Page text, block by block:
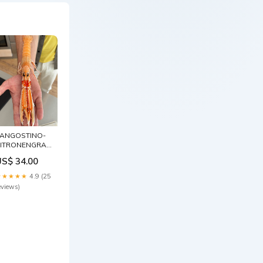
34.00
4.9 (25